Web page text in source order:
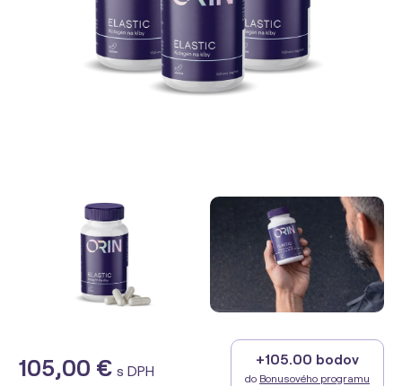
105,00 € s DPH
+105.00 bodov
do Bonusového programu